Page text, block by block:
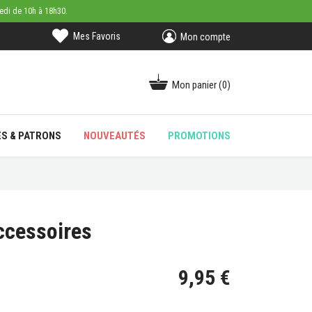
de 10h à 18h30.
Mes Favoris Mon compte
Mon panier(0)
& PATRONS NOUVEAUTÉS PROMOTIONS
9,95 €